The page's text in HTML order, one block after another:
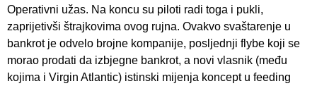
Operativni užas. Na koncu su piloti radi toga i pukli,
zaprijetivši štrajkovima ovog rujna. Ovakvo svaštarenje u
bankrot je odvelo brojne kompanije, posljednji flybe koji se
morao prodati da izbjegne bankrot, a novi vlasnik (među
kojima i Virgin Atlantic) istinski mijenja koncept u feeding